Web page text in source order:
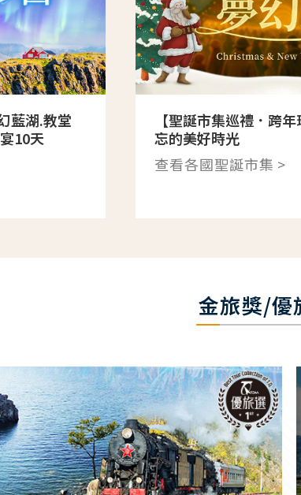
藍湖.教堂
10天
【聖誕市集巡禮．跨
忘的美好時光
查看各國聖誕市集 >
金旅獎/優